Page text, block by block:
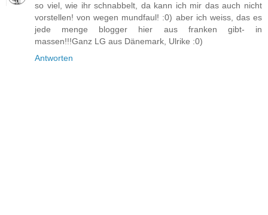
so viel, wie ihr schnabbelt, da kann ich mir das auch nicht
vorstellen! von wegen mundfaul! :0) aber ich weiss, das es
jede menge blogger hier aus franken gibt- in
massen!!!Ganz LG aus Dänemark, Ulrike :0)
Antworten